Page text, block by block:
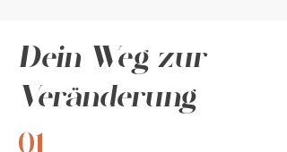
Dein Weg zur
Veränderung
01